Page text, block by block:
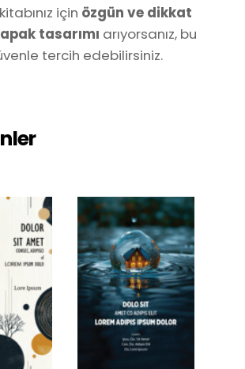
için özgün ve dikkat
tasarımı arıyorsanız, bu
tercih edebilirsiniz.